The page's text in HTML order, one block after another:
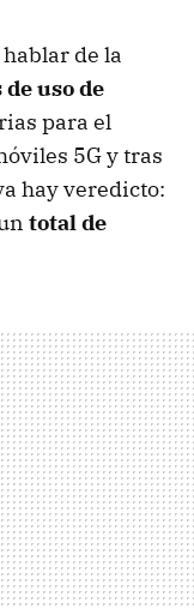
de la
uso de
para el
5G y tras
hay veredicto:
total de